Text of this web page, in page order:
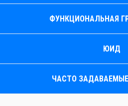
ФУНКЦИОНАЛЬНАЯ
ЮИД
ЧАСТО